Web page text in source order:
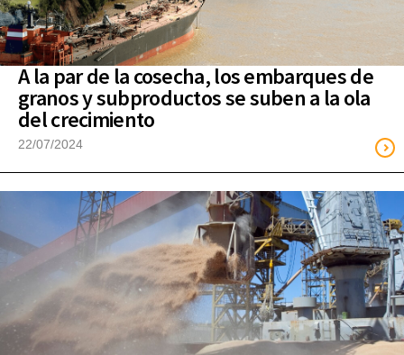
A la par de la cosecha, los embarques de
granos y subproductos se suben a la ola
del crecimiento
22/07/2024